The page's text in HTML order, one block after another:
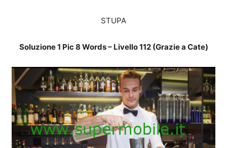
STUPA
Soluzione 1 Pic 8 Words – Livello 112 (Grazie a Cate)